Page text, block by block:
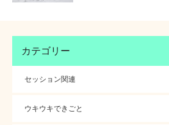
カテゴリー
セッション関連
ウキウキできごと